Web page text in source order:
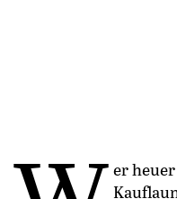
er